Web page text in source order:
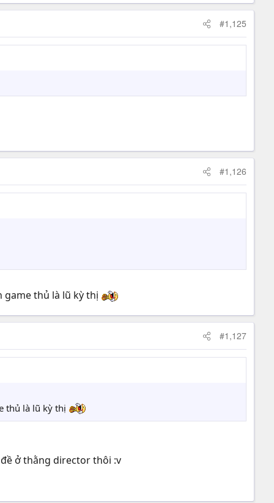
#1,125
#1,126
game thủ là lũ kỳ thị
#1,127
thủ là lũ kỳ thị
ở thằng director thôi :v